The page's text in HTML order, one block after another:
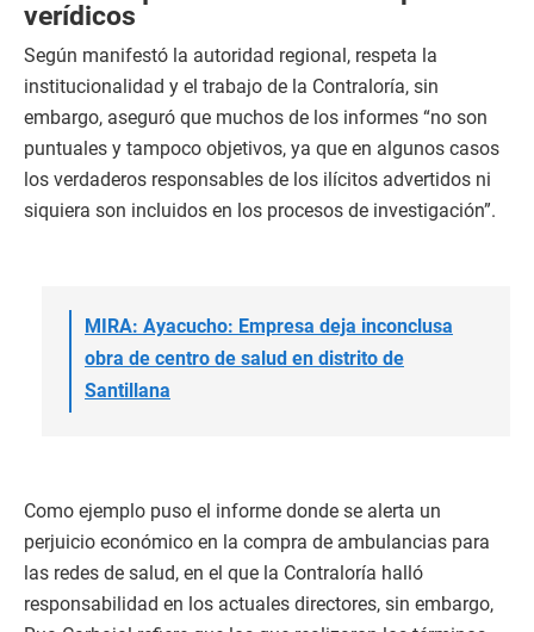
verídicos
Según manifestó la autoridad regional, respeta la
institucionalidad y el trabajo de la Contraloría, sin
embargo, aseguró que muchos de los informes “no son
puntuales y tampoco objetivos, ya que en algunos casos
los verdaderos responsables de los ilícitos advertidos ni
siquiera son incluidos en los procesos de investigación”.
MIRA: Ayacucho: Empresa deja inconclusa
obra de centro de salud en distrito de
Santillana
Como ejemplo puso el informe donde se alerta un
perjuicio económico en la compra de ambulancias para
las redes de salud, en el que la Contraloría halló
responsabilidad en los actuales directores, sin embargo,